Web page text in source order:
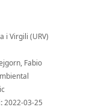
i Virgili (URV)
Fabio
2022-03-25